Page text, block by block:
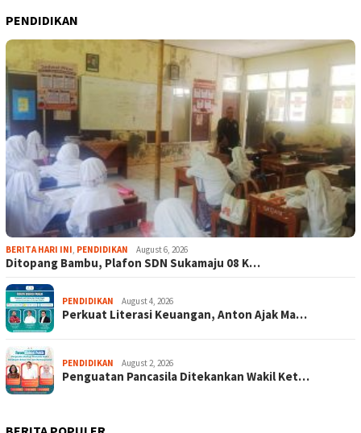
PENDIDIKAN
BERITA HARI INI, PENDIDIKAN August 6, 2026
Ditopang Bambu, Plafon SDN Sukamaju 08 K…
PENDIDIKAN August 4, 2026
Perkuat Literasi Keuangan, Anton Ajak Ma…
PENDIDIKAN August 2, 2026
Penguatan Pancasila Ditekankan Wakil Ket…